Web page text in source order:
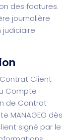
des factures.
journalière
judiciaire
Client
Compte
de Contrat
MANAGEO dès
signé par le